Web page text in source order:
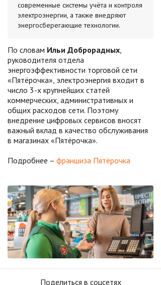
современные системы учёта и контроля
электроэнергии, а также внедряют
энергосберегающие технологии.
По словам Ильи Доброрадных,
руководителя отдела
энергоэффективности торговой сети
«Пятёрочка», электроэнергия входит в
число 3-х крупнейших статей
коммерческих, административных и
общих расходов сети. Поэтому
внедрение цифровых сервисов вносят
важный вклад в качество обслуживания
в магазинах «Пятёрочка».
Подробнее – франшиза Пятёрочка
Поделиться в соцсетях